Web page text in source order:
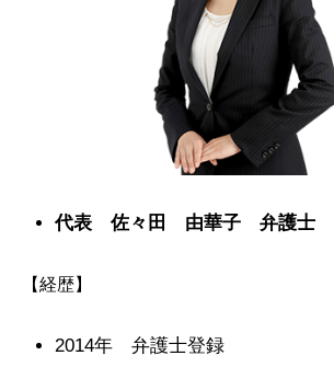
代表 佐々田 由華子 弁護士
【経歴】
2014年 弁護士登録